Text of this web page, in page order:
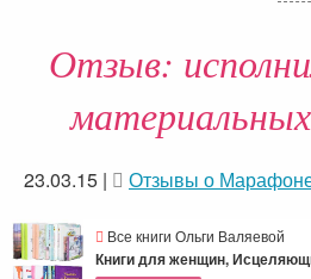
Отзыв:
23.03.15 | Отзывы о
Все книги Ольги Валяевой
Книги для женщин,